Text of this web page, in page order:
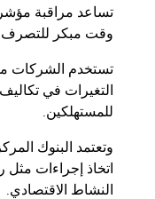
تساعد مراقبة
وقت مبكر للتصرف.
تستخدم الشركات
التغيرات في
للمستهلكين.
وتعتمد البنوك
اتخاذ إجراءات
النشاط الاقتصادي.